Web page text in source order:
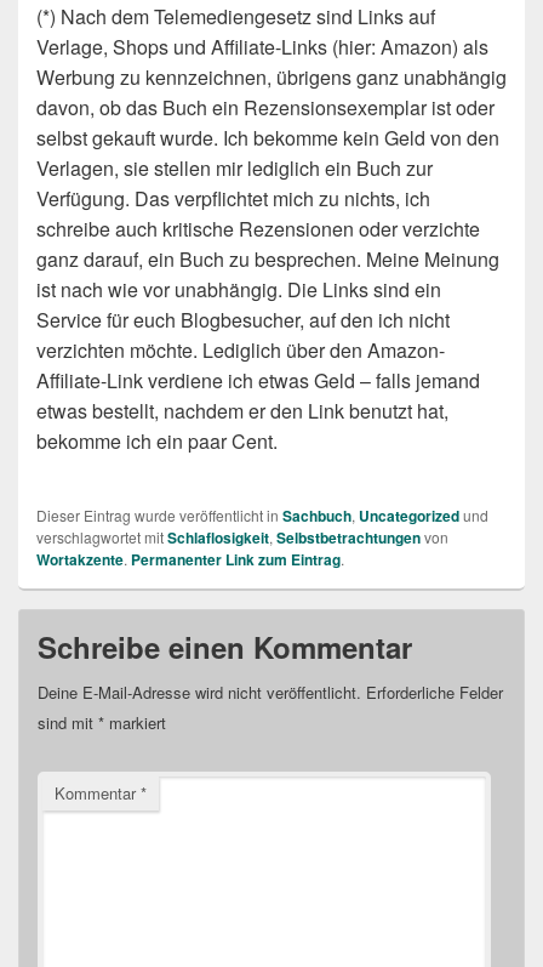
(*) Nach dem Telemediengesetz sind Links auf
Verlage, Shops und Affiliate-Links (hier: Amazon) als
Werbung zu kennzeichnen, übrigens ganz unabhängig
davon, ob das Buch ein Rezensionsexemplar ist oder
selbst gekauft wurde. Ich bekomme kein Geld von den
Verlagen, sie stellen mir lediglich ein Buch zur
Verfügung. Das verpflichtet mich zu nichts, ich
schreibe auch kritische Rezensionen oder verzichte
ganz darauf, ein Buch zu besprechen. Meine Meinung
ist nach wie vor unabhängig. Die Links sind ein
Service für euch Blogbesucher, auf den ich nicht
verzichten möchte. Lediglich über den Amazon-
Affiliate-Link verdiene ich etwas Geld – falls jemand
etwas bestellt, nachdem er den Link benutzt hat,
bekomme ich ein paar Cent.
Dieser Eintrag wurde veröffentlicht in Sachbuch, Uncategorizedund
verschlagwortet mitSchlaflosigkeit, Selbstbetrachtungenvon
Wortakzente. Permanenter Link zum Eintrag.
Schreibe einen Kommentar
Deine E-Mail-Adresse wird nicht veröffentlicht. Erforderliche Felder
sind mit * markiert
Kommentar*